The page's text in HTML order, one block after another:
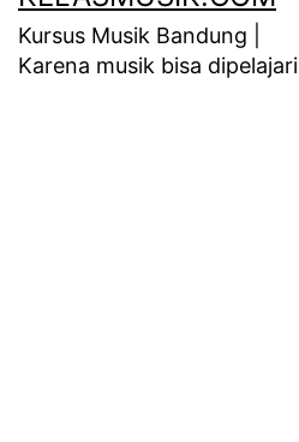
Kursus Musik Bandung |
Karena musik bisa dipelajari